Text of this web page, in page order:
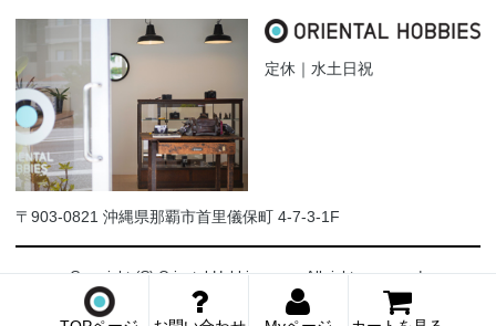
定休｜水土日祝
〒903-0821 沖縄県那覇市首里儀保町 4-7-3-1F
Copyright (C) Oriental-Hobbies.com. All rights reserved.